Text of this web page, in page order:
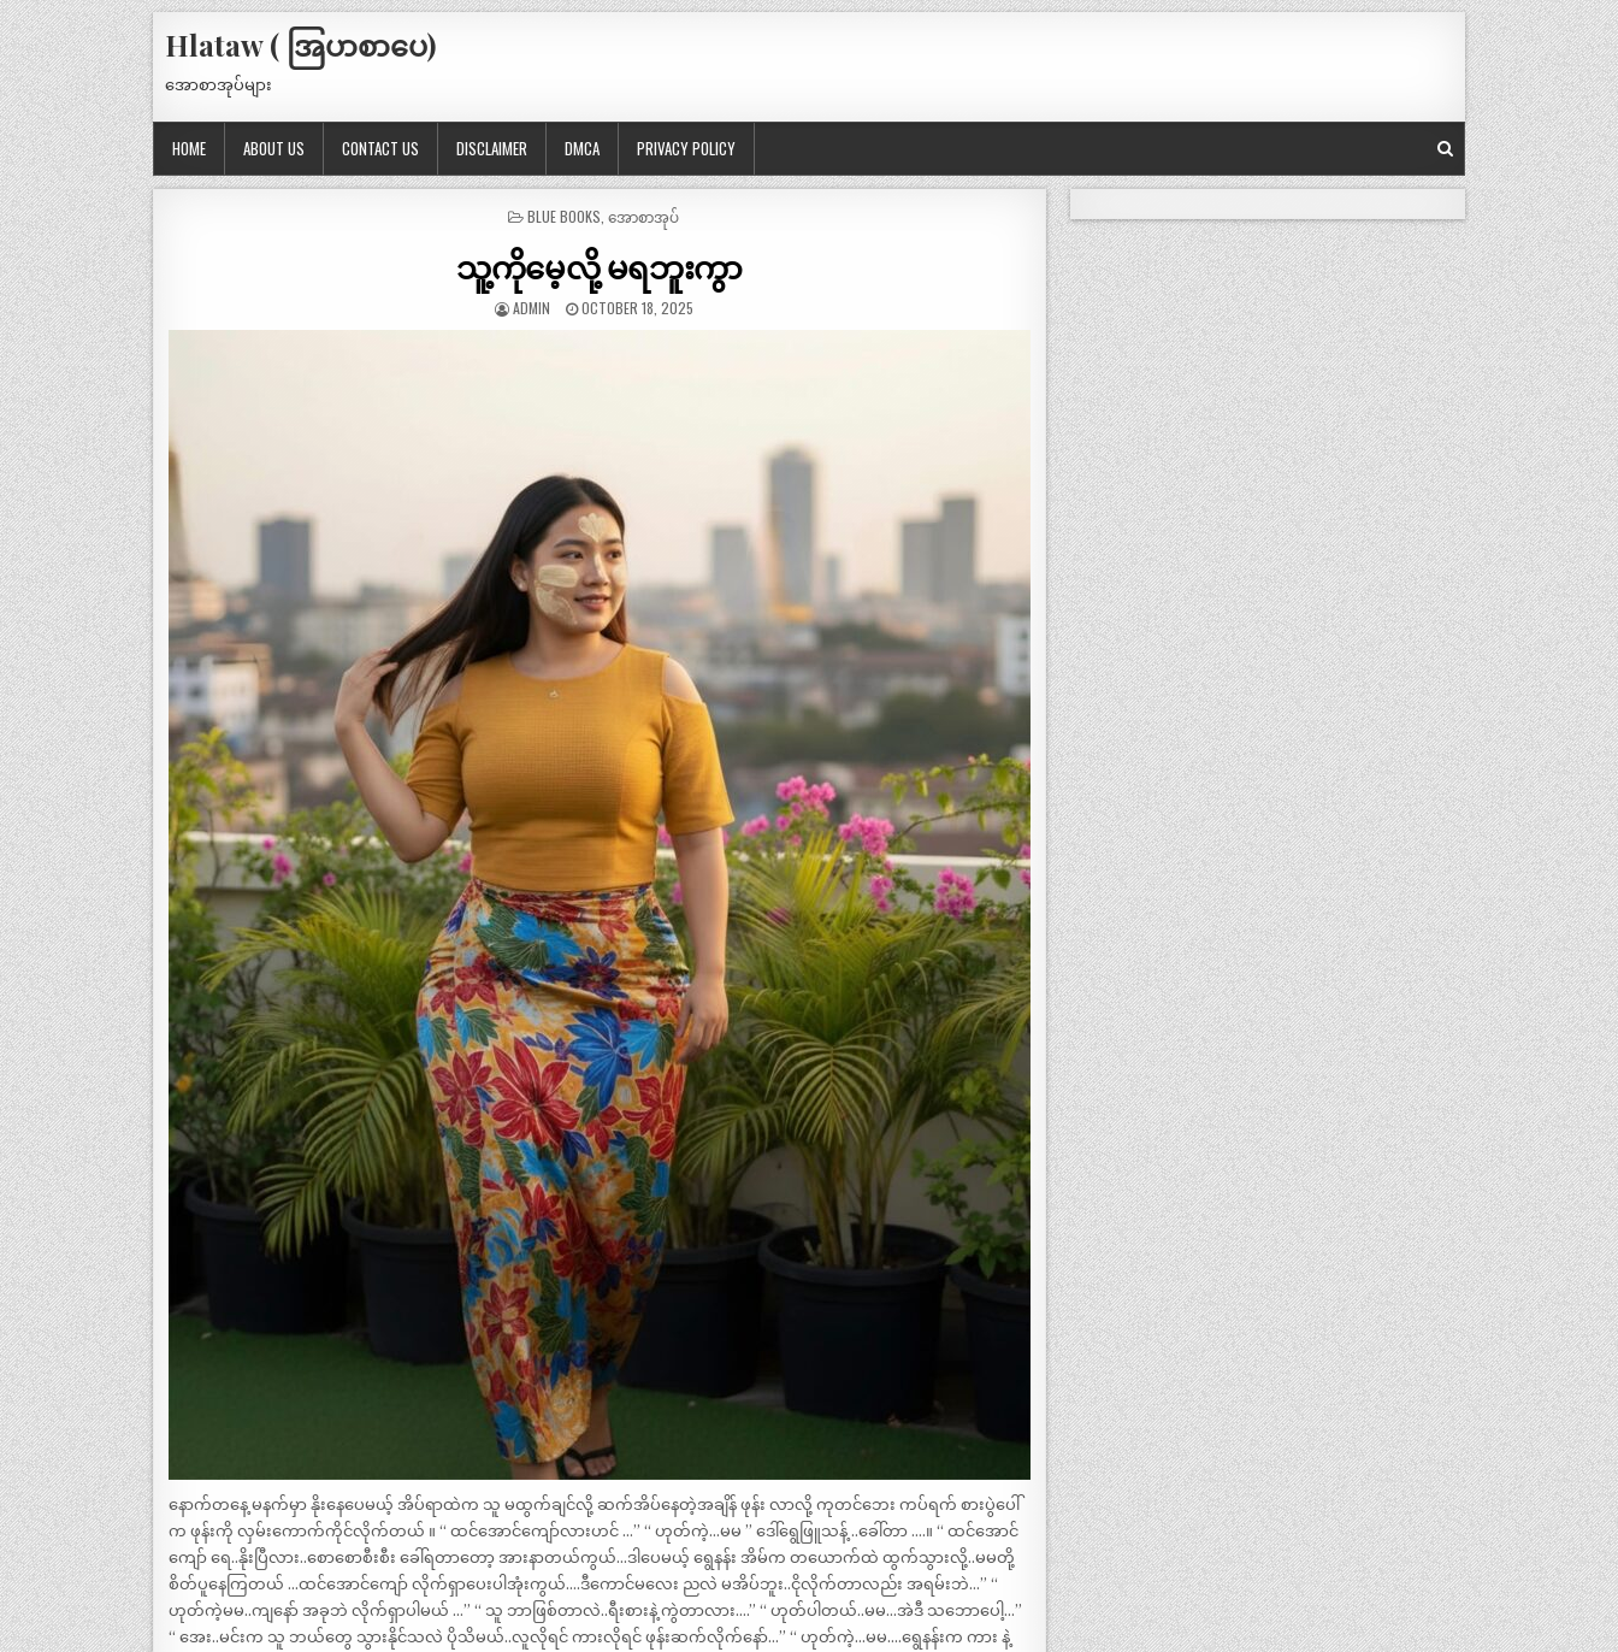
Hlataw ( အြပာစာပေ)
အောစာအုပ်များ
HOME ABOUT US CONTACT US DISCLAIMER DMCA PRIVACY POLICY
POSTED
BLUE BOOKS ,အောစာအုပ်
သူ့ကိုမေ့လို့ မရဘူးကွာ
ADMIN OCTOBER 18, 2025
နောက်တနေ့ မနက်မှာ နိုးနေပေမယ့် အိပ်ရာထဲက သူ မထွက်ချင်လို့ ဆက်အိပ်နေတဲ့အချိန် ဖုန်း လာလို့ ကုတင်ဘေး ကပ်ရက် စားပွဲပေါ်
က ဖုန်းကို လှမ်းကောက်ကိုင်လိုက်တယ် ။ “ ထင်အောင်ကျော်လားဟင် …” “ ဟုတ်ကဲ့…မမ ” ဒေါ်ရွေဖြူသန့် ..ခေါ်တာ ….။ “ ထင်အောင်
ကျော် ရေ..နိုးပြီလား..စောစောစီးစီး ခေါ်ရတာတော့ အားနာတယ်ကွယ်…ဒါပေမယ့် ရွေနန်း အိမ်က တယောက်ထဲ ထွက်သွားလို့..မမတို့
စိတ်ပူနေကြတယ် …ထင်အောင်ကျော် လိုက်ရှာပေးပါအုံးကွယ်….ဒီကောင်မလေး ညလဲ မအိပ်ဘူး..ငိုလိုက်တာလည်း အရမ်းဘဲ…” “
ဟုတ်ကဲ့မမ..ကျနော် အခုဘဲ လိုက်ရှာပါမယ် …” “ သူ ဘာဖြစ်တာလဲ..ရီးစားနဲ့ ကွဲတာလား….” “ ဟုတ်ပါတယ်..မမ…အဲဒီ သဘောပေါ့…”
“ အေး..မင်းက သူ ဘယ်တွေ သွားနိုင်သလဲ ပိုသိမယ်..လူလိုရင် ကားလိုရင် ဖုန်းဆက်လိုက်နော်…” “ ဟုတ်ကဲ့…မမ….ရွေနန်းက ကား နဲ့